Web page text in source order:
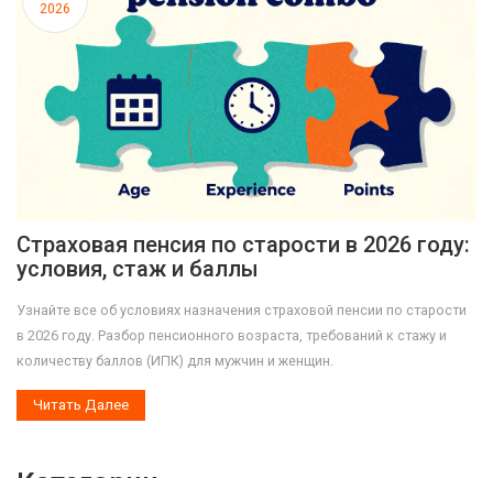
2026
Страховая пенсия по старости в 2026 году:
условия, стаж и баллы
Узнайте все об условиях назначения страховой пенсии по старости
в 2026 году. Разбор пенсионного возраста, требований к стажу и
количеству баллов (ИПК) для мужчин и женщин.
Читать Далее